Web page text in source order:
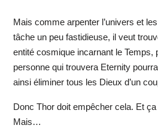
Mais comme arpenter l’univers et
tâche un peu fastidieuse, il veut
entité cosmique incarnant le Temps,
personne qui trouvera Eternity
ainsi éliminer tous les Dieux d’un
Donc Thor doit empêcher cela. Et
Mais…